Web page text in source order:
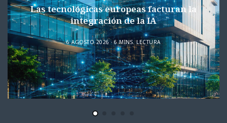
Las tecnológicas europeas facturan la
integración de la IA
6 AGOSTO 2026 6 MINS. LECTURA